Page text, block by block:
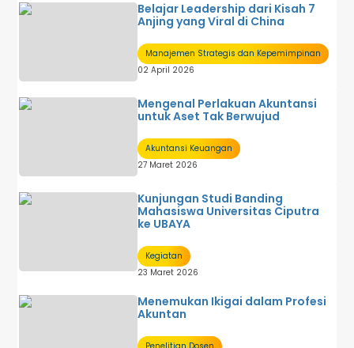
Belajar Leadership dari Kisah 7
Anjing yang Viral di China
Manajemen Strategis dan Kepemimpinan
02 April 2026
Mengenal Perlakuan Akuntansi
untuk Aset Tak Berwujud
Akuntansi Keuangan
27 Maret 2026
Kunjungan Studi Banding
Mahasiswa Universitas Ciputra
ke UBAYA
Kegiatan
23 Maret 2026
Menemukan Ikigai dalam Profesi
Akuntan